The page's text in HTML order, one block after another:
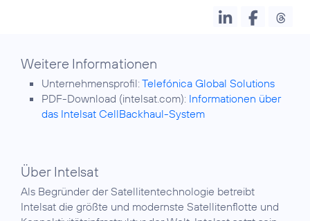
Weitere Informationen
Unternehmensprofil:Telefónica Global Solutions
PDF-Download (intelsat.com): Informationen über
das Intelsat CellBackhaul-System
Über Intelsat
Als Begründer der Satellitentechnologie betreibt
Intelsat die größte und modernste Satellitenflotte und